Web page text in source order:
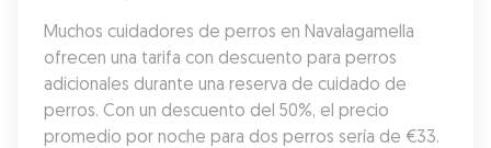
Muchos cuidadores de perros en Navalagamella
ofrecen una tarifa con descuento para perros
adicionales durante una reserva de cuidado de
perros. Con un descuento del 50%, el precio
promedio por noche para dos perros sería de €33.